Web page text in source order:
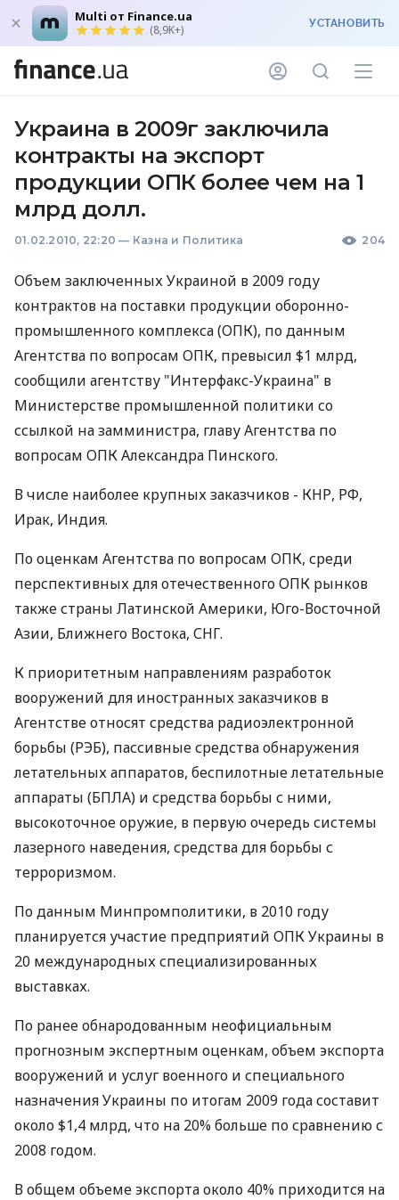
Multi от Finance.ua
(8,9K+) УСТАНОВИТЬ
Украина в 2009г заключила
контракты на экспорт
продукции ОПК более чем на 1
млрд долл.
01.02.2010, 22:20 — Казна и Политика 204
Объем заключенных Украиной в 2009 году
контрактов на поставки продукции оборонно-
промышленного комплекса (ОПК), по данным
Агентства по вопросам ОПК, превысил $1 млрд,
сообщили агентству "Интерфакс-Украина" в
Министерстве промышленной политики со
ссылкой на замминистра, главу Агентства по
вопросам ОПК Александра Пинского.
В числе наиболее крупных заказчиков - КНР, РФ,
Ирак, Индия.
По оценкам Агентства по вопросам ОПК, среди
перспективных для отечественного ОПК рынков
также страны Латинской Америки, Юго-Восточной
Азии, Ближнего Востока, СНГ.
К приоритетным направлениям разработок
вооружений для иностранных заказчиков в
Агентстве относят средства радиоэлектронной
борьбы (РЭБ), пассивные средства обнаружения
летательных аппаратов, беспилотные летательные
аппараты (БПЛА) и средства борьбы с ними,
высокоточное оружие, в первую очередь системы
лазерного наведения, средства для борьбы с
терроризмом.
По данным Минпромполитики, в 2010 году
планируется участие предприятий ОПК Украины в
20 международных специализированных
выставках.
По ранее обнародованным неофициальным
прогнозным экспертным оценкам, объем экспорта
вооружений и услуг военного и специального
назначения Украины по итогам 2009 года составит
около $1,4 млрд, что на 20% больше по сравнению с
2008 годом.
В общем объеме экспорта около 40% приходится на